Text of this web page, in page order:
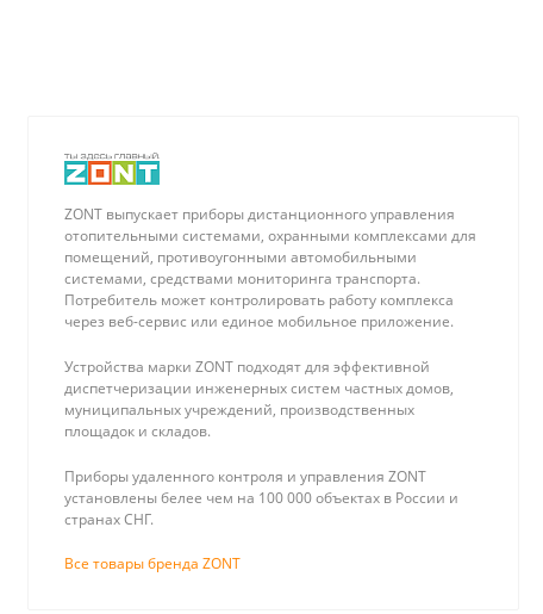
ZONT выпускает приборы дистанционного управления
отопительными системами, охранными комплексами для
помещений, противоугонными автомобильными
системами, средствами мониторинга транспорта.
Потребитель может контролировать работу комплекса
через веб-сервис или единое мобильное приложение.
Устройства марки ZONT подходят для эффективной
диспетчеризации инженерных систем частных домов,
муниципальных учреждений, производственных
площадок и складов.
Приборы удаленного контроля и управления ZONT
установлены белее чем на 100 000 объектах в России и
странах СНГ.
Все товары бренда ZONT